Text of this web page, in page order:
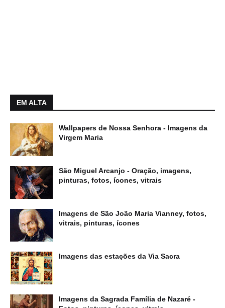
EM ALTA
Wallpapers de Nossa Senhora - Imagens da
Virgem Maria
São Miguel Arcanjo - Oração, imagens,
pinturas, fotos, ícones, vitrais
Imagens de São João Maria Vianney, fotos,
vitrais, pinturas, ícones
Imagens das estações da Via Sacra
Imagens da Sagrada Família de Nazaré -